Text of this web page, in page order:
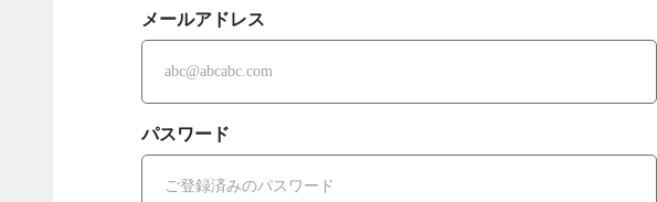
メールアドレス
パスワード